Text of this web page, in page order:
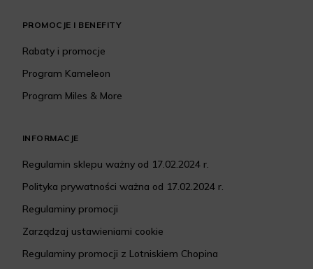
PROMOCJE I BENEFITY
Rabaty i promocje
Program Kameleon
Program Miles & More
INFORMACJE
Regulamin sklepu ważny od 17.02.2024 r.
Polityka prywatności ważna od 17.02.2024 r.
Regulaminy promocji
Zarządzaj ustawieniami cookie
Regulaminy promocji z Lotniskiem Chopina